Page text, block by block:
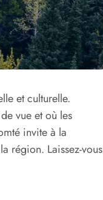
et culturelle.
vue et où les
invite à la
région. Laissez-vous